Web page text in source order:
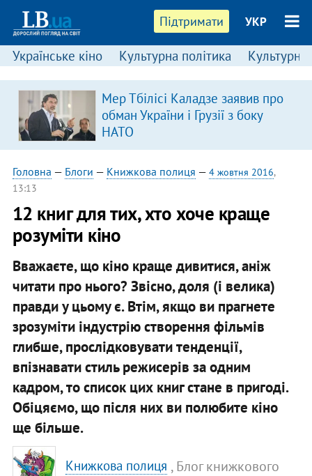
Підтримати УКР
Українське кіно Культурна політика Культурні
Мер Тбілісі Каладзе заявив про
обман України і Грузії з боку
НАТО
Головна — Блоги — Книжкова полиця — 4 жовтня 2016,
13:13
12 книг для тих, хто хоче краще
розуміти кіно
Вважаєте, що кіно краще дивитися, аніж
читати про нього? Звісно, доля (і велика)
правди у цьому є. Втім, якщо ви прагнете
зрозуміти індустрію створення фільмів
глибше, прослідковувати тенденції,
впізнавати стиль режисерів за одним
кадром, то список цих книг стане в пригоді.
Обіцяємо, що після них ви полюбите кіно
ще більше.
Книжкова полиця , Блог книжкового